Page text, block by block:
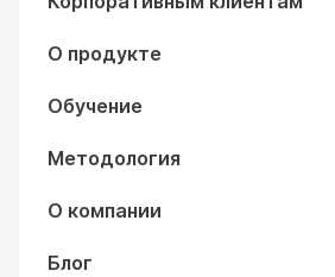
О продукте
Обучение
Методология
О компании
Блог